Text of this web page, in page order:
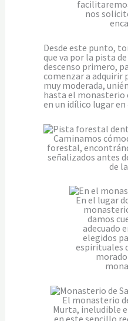
nos
Desde este punto,
que va por la pista
descenso primero,
comenzar a adquirir
muy moderada,
hasta el monasterio
en un idílico lugar
Caminamos
forestal,
señalizados antes
de
En el lugar
damos
adecuado
elegidos
espirituales
El monasterio
Murta, ineludible
en este sencillo